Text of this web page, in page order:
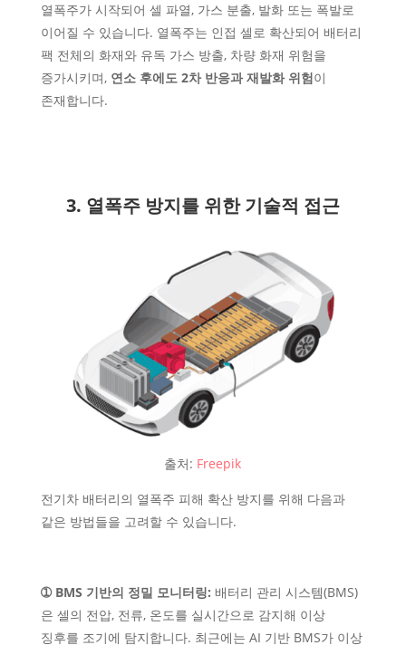
열폭주가 시작되어 셀 파열, 가스 분출, 발화 또는 폭발로
이어질 수 있습니다. 열폭주는 인접 셀로 확산되어 배터리
팩 전체의 화재와 유독 가스 방출, 차량 화재 위험을
증가시키며, 연소 후에도 2차 반응과 재발화 위험이
존재합니다.
3. 열폭주 방지를 위한 기술적 접근
출처: Freepik
전기차 배터리의 열폭주 피해 확산 방지를 위해 다음과
같은 방법들을 고려할 수 있습니다.
➀ BMS 기반의 정밀 모니터링: 배터리 관리 시스템(BMS)
은 셀의 전압, 전류, 온도를 실시간으로 감지해 이상
징후를 조기에 탐지합니다. 최근에는 AI 기반 BMS가 이상